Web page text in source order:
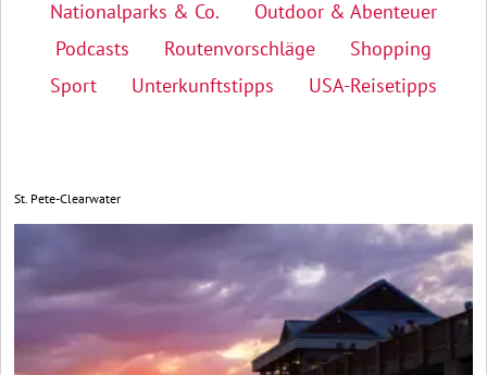
Nationalparks & Co.
Outdoor & Abenteuer
Podcasts
Routenvorschläge
Shopping
Sport
Unterkunftstipps USA-Reisetipps
St. Pete-Clearwater